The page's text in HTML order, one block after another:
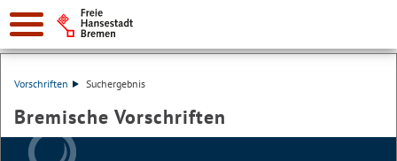
Vorschriften Suchergebnis
Bremische Vorschriften